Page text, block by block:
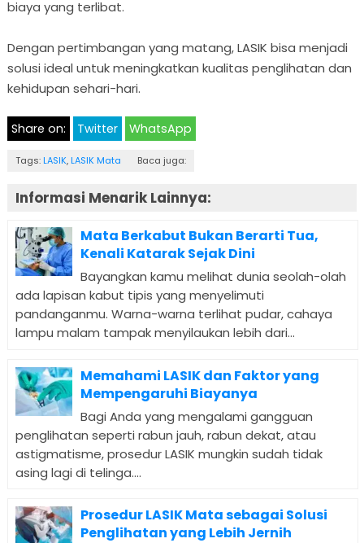
biaya yang terlibat.
Dengan pertimbangan yang matang, LASIK bisa menjadi
solusi ideal untuk meningkatkan kualitas penglihatan dan
kehidupan sehari-hari.
Share on: Twitter WhatsApp
Tags: LASIK, LASIK Mata Baca juga:
Informasi Menarik Lainnya:
Mata Berkabut Bukan Berarti Tua,
Kenali Katarak Sejak Dini
Bayangkan kamu melihat dunia seolah-olah
ada lapisan kabut tipis yang menyelimuti
pandanganmu. Warna-warna terlihat pudar, cahaya
lampu malam tampak menyilaukan lebih dari...
Memahami LASIK dan Faktor yang
Mempengaruhi Biayanya
Bagi Anda yang mengalami gangguan
penglihatan seperti rabun jauh, rabun dekat, atau
astigmatisme, prosedur LASIK mungkin sudah tidak
asing lagi di telinga....
Prosedur LASIK Mata sebagai Solusi
Penglihatan yang Lebih Jernih